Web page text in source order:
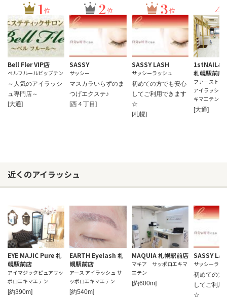
1位
Bell Fler VIP店
ベルフルールビップテン
～人気のアイラッシ
ュ専門店～
[大通]
2 位
SASSY
サッシー
マスカラいらずのま
つげエクステ♪
[西４丁目]
3 位
SASSY LASH
サッシーラッシュ
初めての方でも安心
してご利用できます
☆
[札幌]
4
札幌駅前店
ファーストネ
アイラッシュ
キマエテン
[大通]
近くのアイラッシュ
EYE MAJIC Pure 札
幌駅前店
アイマジックピュアサッ
ポロエキマエテン
[約390m]
EARTH Eyelash 札
幌駅前店
アース アイラッシュ サ
ッポロエキマエテン
[約540m]
MAQUIA 札幌駅前店
マキア サッポロエキマ
エテン
[約600m]
SASSY
サッシーラッ
初めての方
してご利用
☆